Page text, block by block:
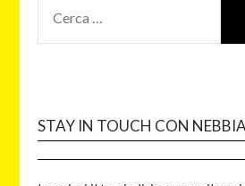
STAY IN TOUCH CON